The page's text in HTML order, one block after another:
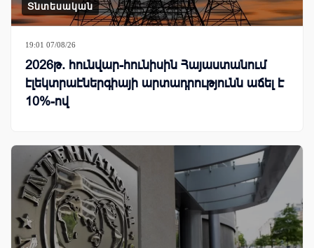
Տնտեսական
19:01 07/08/26
2026թ. հունվար-հունիսին Հայաստանում
էլեկտրաէներգիայի արտադրությունն աճել է
10%-ով